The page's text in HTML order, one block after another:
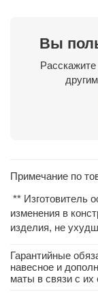
Вы
Примечание по
** Изготовитель
изменения в
изделия, не
Гарантийные
навесное и
маты в связи с их